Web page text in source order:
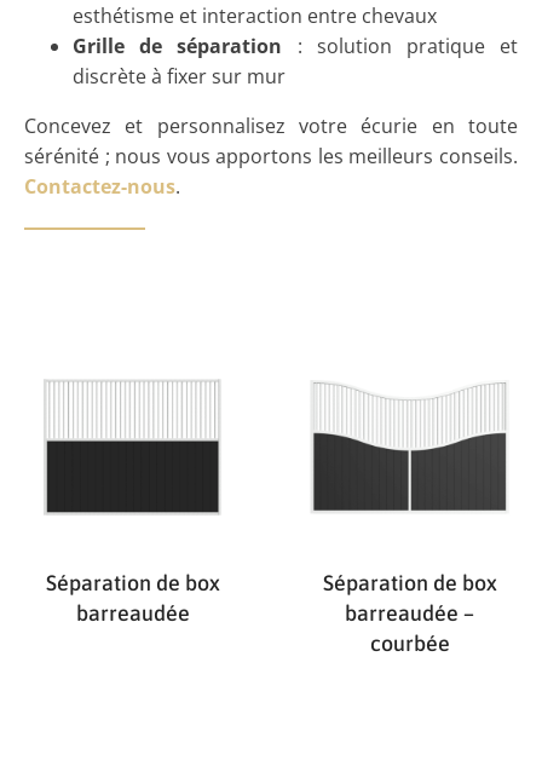
esthétisme et interaction entre chevaux
Grille de séparation : solution pratique et
discrète à fixer sur mur
Concevez et personnalisez votre écurie en toute
sérénité ; nous vous apportons les meilleurs conseils.
Contactez-nous.
Séparation de box
barreaudée
Séparation de box
barreaudée –
courbée